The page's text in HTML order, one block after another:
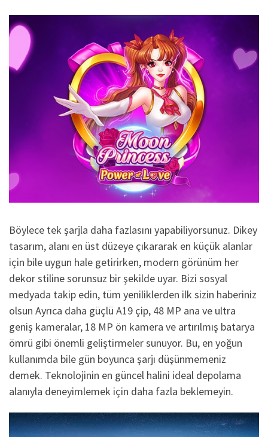
Böylece tek şarjla daha fazlasını yapabiliyorsunuz. Dikey
tasarım, alanı en üst düzeye çıkararak en küçük alanlar
için bile uygun hale getirirken, modern görünüm her
dekor stiline sorunsuz bir şekilde uyar. Bizi sosyal
medyada takip edin, tüm yeniliklerden ilk sizin haberiniz
olsun Ayrıca daha güçlü A19 çip, 48 MP ana ve ultra
geniş kameralar, 18 MP ön kamera ve artırılmış batarya
ömrü gibi önemli geliştirmeler sunuyor. Bu, en yoğun
kullanımda bile gün boyunca şarjı düşünmemeniz
demek. Teknolojinin en güncel halini ideal depolama
alanıyla deneyimlemek için daha fazla beklemeyin.